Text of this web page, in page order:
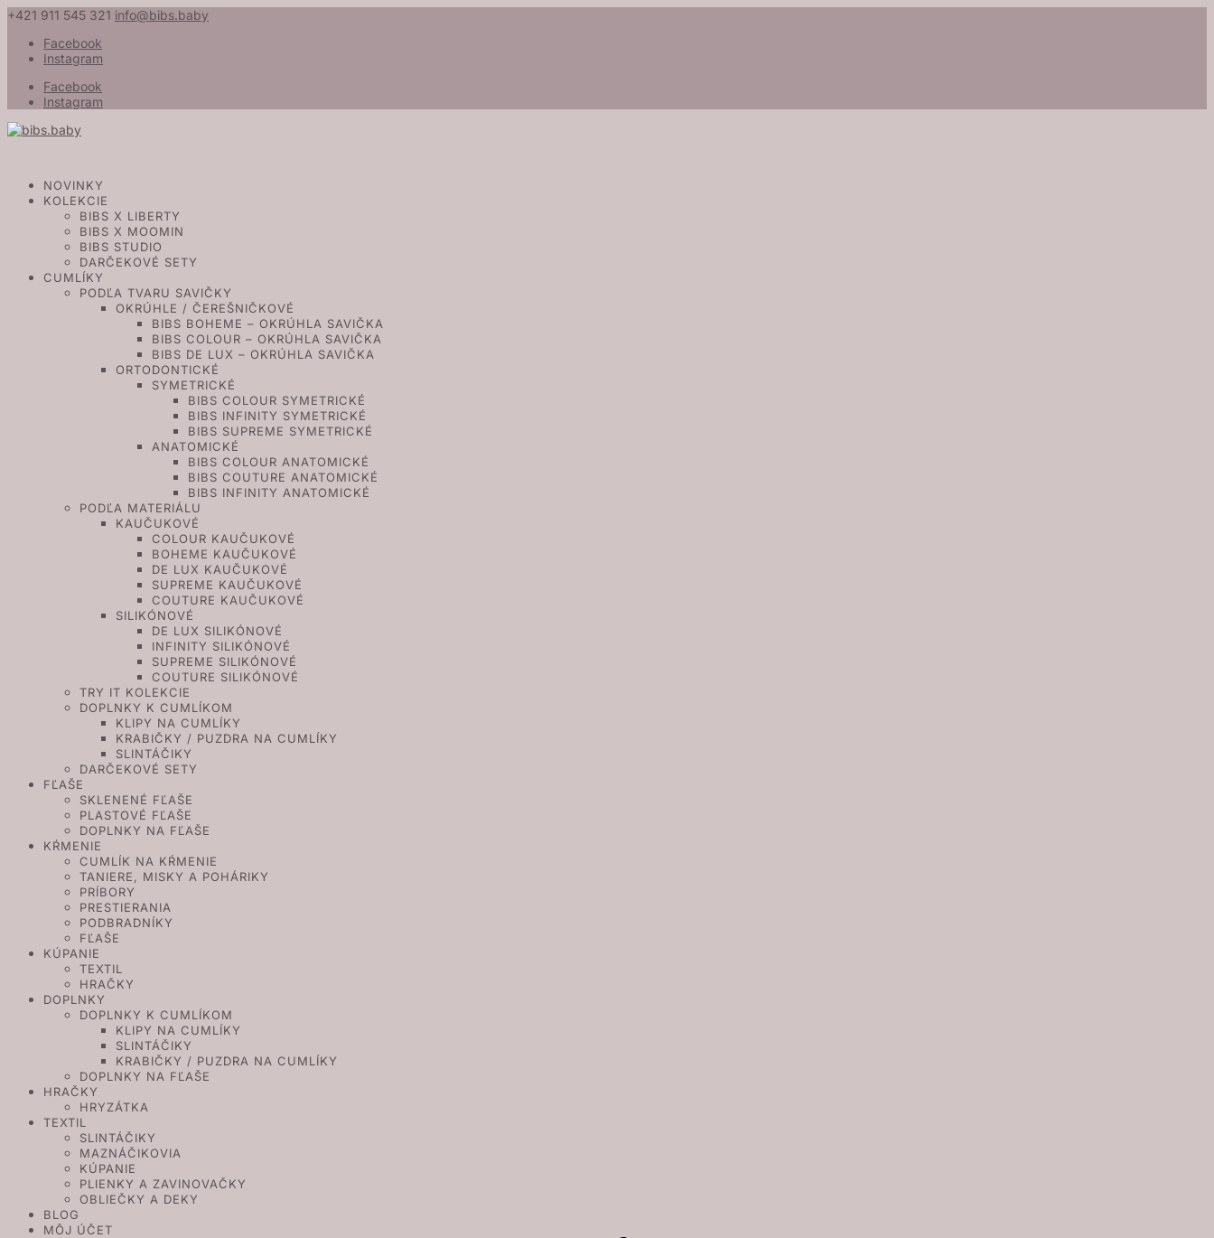
+421 911 545 321 info@bibs.baby
Facebook
Instagram
Facebook
Instagram
NOVINKY
KOLEKCIE
BIBS X LIBERTY
BIBS X MOOMIN
BIBS STUDIO
DARČEKOVÉ SETY
CUMLÍKY
PODĽA TVARU SAVIČKY
OKRÚHLE / ČEREŠNIČKOVÉ
BIBS BOHEME – OKRÚHLA SAVIČKA
BIBS COLOUR – OKRÚHLA SAVIČKA
BIBS DE LUX – OKRÚHLA SAVIČKA
ORTODONTICKÉ
SYMETRICKÉ
BIBS COLOUR SYMETRICKÉ
BIBS INFINITY SYMETRICKÉ
BIBS SUPREME SYMETRICKÉ
ANATOMICKÉ
BIBS COLOUR ANATOMICKÉ
BIBS COUTURE ANATOMICKÉ
BIBS INFINITY ANATOMICKÉ
PODĽA MATERIÁLU
KAUČUKOVÉ
COLOUR KAUČUKOVÉ
BOHEME KAUČUKOVÉ
DE LUX KAUČUKOVÉ
SUPREME KAUČUKOVÉ
COUTURE KAUČUKOVÉ
SILIKÓNOVÉ
DE LUX SILIKÓNOVÉ
INFINITY SILIKÓNOVÉ
SUPREME SILIKÓNOVÉ
COUTURE SILIKÓNOVÉ
TRY IT KOLEKCIE
DOPLNKY K CUMLÍKOM
KLIPY NA CUMLÍKY
KRABIČKY / PUZDRA NA CUMLÍKY
SLINTÁČIKY
DARČEKOVÉ SETY
FĽAŠE
SKLENENÉ FĽAŠE
PLASTOVÉ FĽAŠE
DOPLNKY NA FĽAŠE
KŔMENIE
CUMLÍK NA KŔMENIE
TANIERE, MISKY A POHÁRIKY
PRÍBORY
PRESTIERANIA
PODBRADNÍKY
FĽAŠE
KÚPANIE
TEXTIL
HRAČKY
DOPLNKY
DOPLNKY K CUMLÍKOM
KLIPY NA CUMLÍKY
SLINTÁČIKY
KRABIČKY / PUZDRA NA CUMLÍKY
DOPLNKY NA FĽAŠE
HRAČKY
HRYZÁTKA
TEXTIL
SLINTÁČIKY
MAZNÁČIKOVIA
KÚPANIE
PLIENKY A ZAVINOVAČKY
OBLIEČKY A DEKY
BLOG
MÔJ ÚČET